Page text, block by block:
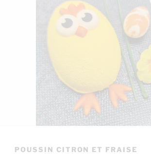
POUSSIN CITRON ET FRAISE